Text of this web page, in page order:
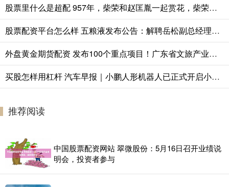
股票里什么是超配 957年，柴荣和赵匡胤一起赏花，柴荣突然说：爱卿真是一副帝王之相啊
股票配资平台怎么样 五粮液发布公告：解聘岳松副总经理职务
外盘黄金期货配资 发布100个重点项目！广东省文旅产业招商推介活动在沪举行
买股怎样用杠杆 汽车早报｜小鹏人形机器人已正式开启小批量试生产 大众汽车二季度营业利润低于预期
推荐阅读
中国股票配资网站 翠微股份：5月16日召开业绩说
明会，投资者参与